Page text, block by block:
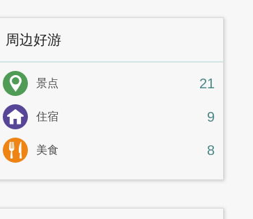
周边好游
景点 21
住宿 9
美食 8